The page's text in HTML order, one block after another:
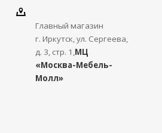
Главный магазин
г. Иркутск, ул. Сергеева,
д. 3, стр. 1,МЦ
«Москва-Мебель-
Молл»